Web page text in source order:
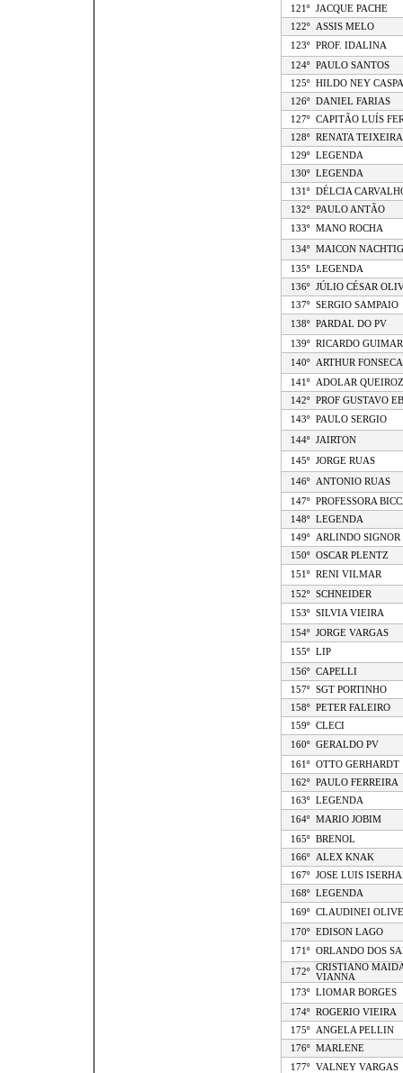
121º
JACQUE PACHE
122º
ASSIS MELO
123º
PROF. IDALINA
124º
PAULO SANTOS
125º
HILDO NEY
126º
DANIEL FARIAS
127º
CAPITÃO LUÍS
128º
RENATA TEIXEIRA
129º
LEGENDA
130º
LEGENDA
131º
DÉLCIA
132º
PAULO ANTÃO
133º
MANO ROCHA
134º
MAICON
135º
LEGENDA
136º
JÚLIO CÉSAR
137º
SERGIO SAMPAIO
138º
PARDAL DO PV
139º
RICARDO
140º
ARTHUR FONSECA
141º
ADOLAR QUEIROZ
142º
PROF GUSTAVO
143º
PAULO SERGIO
144º JAIRTON
145º JORGE RUAS
146º
ANTONIO RUAS
147º
PROFESSORA
148º
LEGENDA
149º
ARLINDO SIGNOR
150º
OSCAR PLENTZ
151º
RENI VILMAR
152º
SCHNEIDER
153º
SILVIA VIEIRA
154º
JORGE VARGAS
155º
LIP
156º
CAPELLI
157º
SGT PORTINHO
158º
PETER FALEIRO
159º
CLECI
160º
GERALDO PV
161º
OTTO GERHARDT
162º
PAULO FERREIRA
163º
LEGENDA
164º
MARIO JOBIM
165º
BRENOL
166º
ALEX KNAK
167º
JOSE LUIS
168º
LEGENDA
169º
CLAUDINEI
170º
EDISON LAGO
171º
ORLANDO DOS
172º
CRISTIANO
VIANNA
173º
LIOMAR BORGES
174º
ROGERIO VIEIRA
175º
ANGELA PELLIN
176º
MARLENE
177º
VALNEY VARGAS